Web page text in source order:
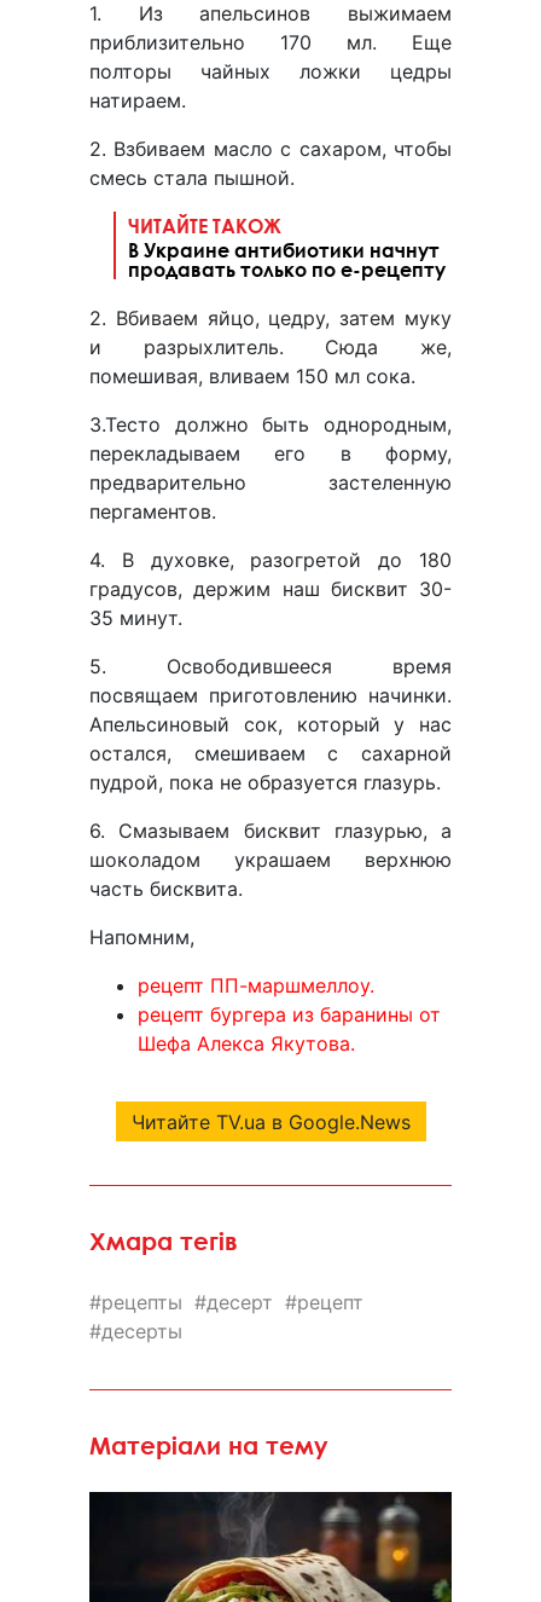
1. Из апельсинов выжимаем
приблизительно 170 мл. Еще
полторы чайных ложки цедры
натираем.
2. Взбиваем масло с сахаром, чтобы
смесь стала пышной.
ЧИТАЙТЕ ТАКОЖ
В Украине антибиотики начнут
продавать только по е-рецепту
2. Вбиваем яйцо, цедру, затем муку
и разрыхлитель. Сюда же,
помешивая, вливаем 150 мл сока.
3.Тесто должно быть однородным,
перекладываем его в форму,
предварительно застеленную
пергаментов.
4. В духовке, разогретой до 180
градусов, держим наш бисквит 30-
35 минут.
5. Освободившееся время
посвящаем приготовлению начинки.
Апельсиновый сок, который у нас
остался, смешиваем с сахарной
пудрой, пока не образуется глазурь.
6. Смазываем бисквит глазурью, а
шоколадом украшаем верхнюю
часть бисквита.
Напомним,
рецепт ПП-маршмеллоу.
рецепт бургера из баранины от
Шефа Алекса Якутова.
Читайте TV.ua в Google.News
Хмара тегів
рецепты десерт
рецепт
десерты
Матеріали на тему